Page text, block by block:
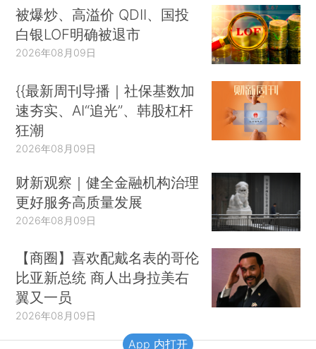
被爆炒、高溢价 QDII、国投
白银LOF明确被退市
2026年08月09日
{{最新周刊导播｜社保基数加
速夯实、AI“追光”、韩股杠杆
狂潮
2026年08月09日
财新观察｜健全金融机构治理
更好服务高质量发展
2026年08月09日
【商圈】喜欢配戴名表的哥伦
比亚新总统 商人出身拉美右
翼又一员
2026年08月09日
App 内打开